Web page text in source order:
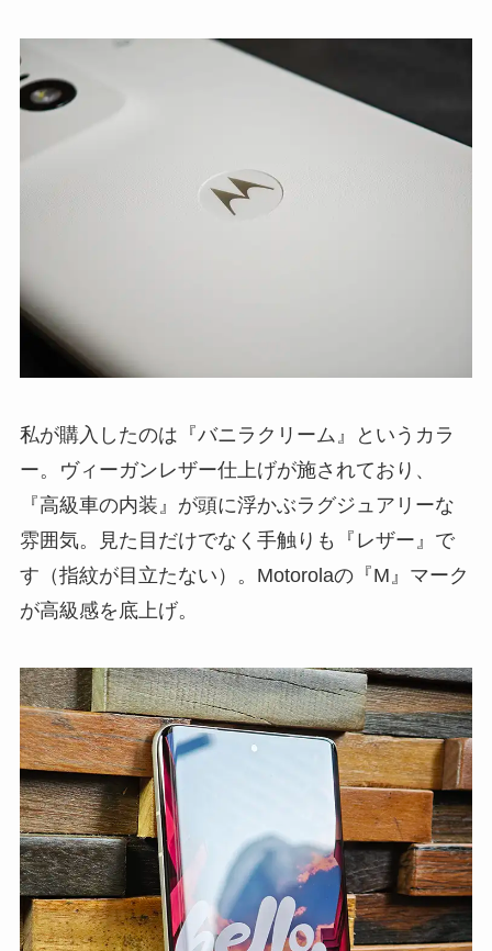
私が購入したのは『バニラクリーム』というカラ
ー。ヴィーガンレザー仕上げが施されており、
『高級車の内装』が頭に浮かぶラグジュアリーな
雰囲気。見た目だけでなく手触りも『レザー』で
す（指紋が目立たない）。Motorolaの『M』マーク
が高級感を底上げ。